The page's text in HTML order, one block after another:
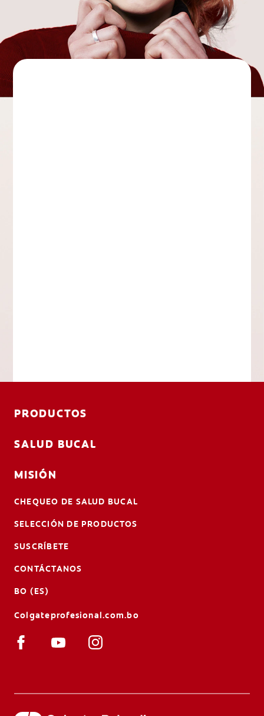
PRODUCTOS
SALUD BUCAL
MISIÓN
CHEQUEO DE SALUD BUCAL
SELECCIÓN DE PRODUCTOS
SUSCRÍBETE
CONTÁCTANOS
BO (ES)
Colgateprofesional.com.bo